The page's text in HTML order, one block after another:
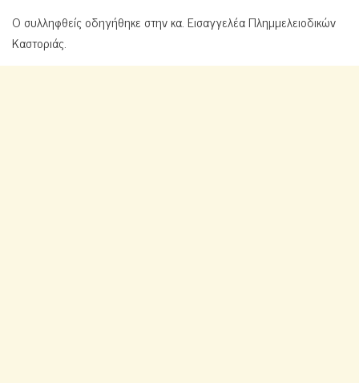
O συλληφθείς οδηγήθηκε στην κα. Εισαγγελέα Πλημμελειοδικών
Καστοριάς.